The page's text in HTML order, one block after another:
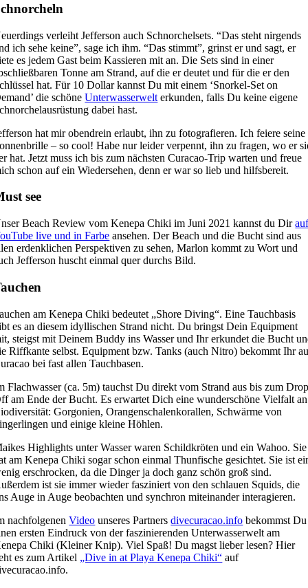
verleiht Jefferson auch Schnorchelsets. “Das steht nirgends
ich sehe keine”, sage ich ihm. “Das stimmt”, grinst er und sagt, er
es jedem Gast beim Kassieren mit an. Die Sets sind in einer
Tonne am Strand, auf die er deutet und für die er den
hat. Für 10 Dollar kannst Du mit einem ‘Snorkel-Set on
die schöneUnterwasserwelt erkunden, falls Du keine eigene
dabei hast.
hat mir obendrein erlaubt, ihn zu fotografieren. Ich feiere seine
– so cool! Habe nur leider verpennt, ihn zu fragen, wo er
hat. Jetzt muss ich bis zum nächsten Curacao-Trip warten und freue
schon auf ein Wiedersehen, denn er war so lieb und hilfsbereit.
see
Beach Review vom Kenepa Chiki im Juni 2021 kannst du Dir
live und in Farbe ansehen. Der Beach und die Bucht sind aus
erdenklichen Perspektiven zu sehen, Marlon kommt zu Wort und
Jefferson huscht einmal quer durchs Bild.
am Kenepa Chiki bedeutet „Shore Diving“. Eine Tauchbasis
es an diesem idyllischen Strand nicht. Du bringst Dein Equipment
steigst mit Deinem Buddy ins Wasser und Ihr erkundet die Bucht
Riffkante selbst. Equipment bzw. Tanks (auch Nitro) bekommt Ihr
bei fast allen Tauchbasen.
Flachwasser (ca. 5m) tauchst Du direkt vom Strand aus bis zum
am Ende der Bucht. Es erwartet Dich eine wunderschöne Vielfalt an
Gorgonien, Orangenschalenkorallen, Schwärme von
und einige kleine Höhlen.
Highlights unter Wasser waren Schildkröten und ein Wahoo. Sie
am Kenepa Chiki sogar schon einmal Thunfische gesichtet. Sie ist
erschrocken, da die Dinger ja doch ganz schön groß sind.
ist sie immer wieder fasziniert von den schlauen Squids, die
Auge in Auge beobachten und synchron miteinander interagieren.
nachfolgenenVideo unseres Partnersdivecuracao.info bekommst Du
ersten Eindruck von der faszinierenden Unterwasserwelt am
Chiki (Kleiner Knip). Viel Spaß! Du magst lieber lesen? Hier
es zum Artikel „Dive in at Playa Kenepa Chiki“ auf